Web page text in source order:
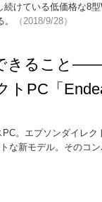
けている低価格な8
（2018/9/28）
きること
トPC「
。エプソンダイレ
な新モデル。そのコ